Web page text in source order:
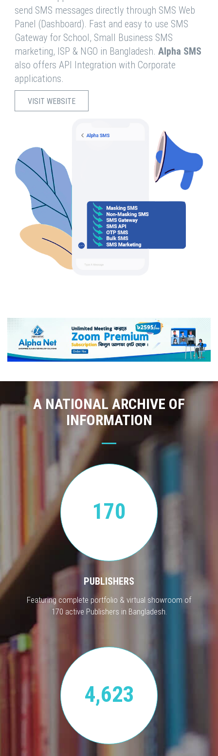
send SMS messages directly through SMS Web
Panel (Dashboard). Fast and easy to use SMS
Gateway for School, Small Business SMS
marketing, ISP & NGO in Bangladesh. Alpha SMS
also offers API Integration with Corporate
applications.
VISIT WEBSITE
A NATIONAL ARCHIVE OF
INFORMATION
170
PUBLISHERS
Featuring complete portfolio & virtual showroom of
170 active Publishers in Bangladesh.
4,623